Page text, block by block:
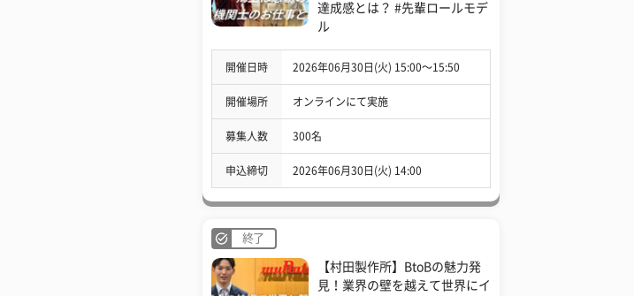
達成感とは？ #先輩ロールモデ
ル
開催日時 2026年06月30日(火) 15:00〜15:50
開催場所 オンラインにて実施
募集人数 300名
申込締切 2026年06月30日(火) 14:00
終了
【村田製作所】BtoBの魅力発
見！業界の壁を越えて世界にイ